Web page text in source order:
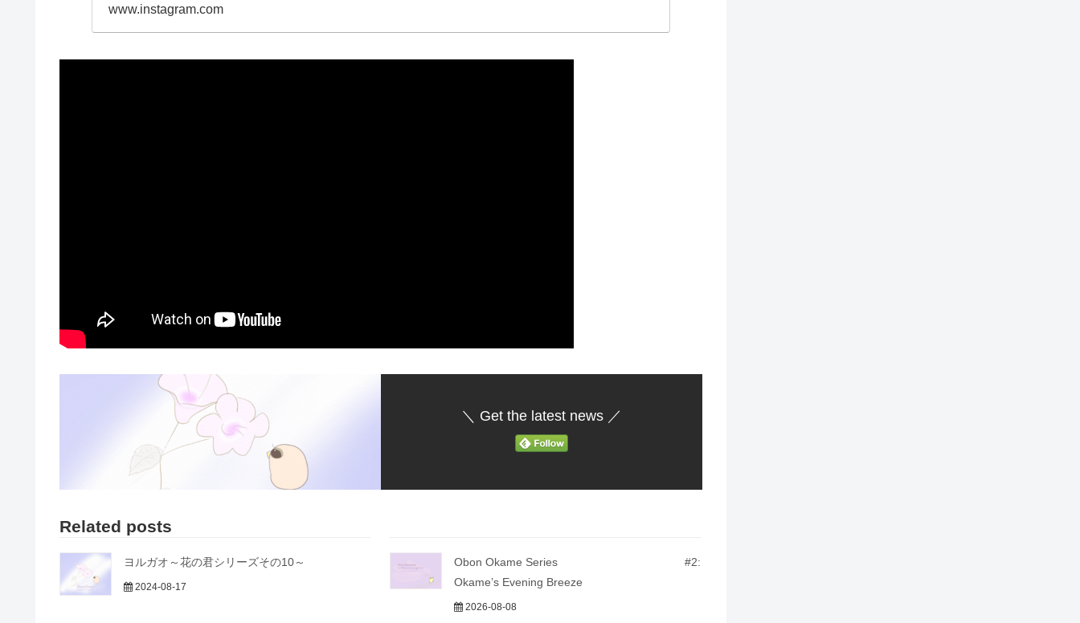
www.instagram.com
＼ Get the latest news ／
Related posts
ヨルガオ～花の君シリーズその10～
2024-08-17
Obon Okame Series #2:
Okame’s Evening Breeze
2026-08-08